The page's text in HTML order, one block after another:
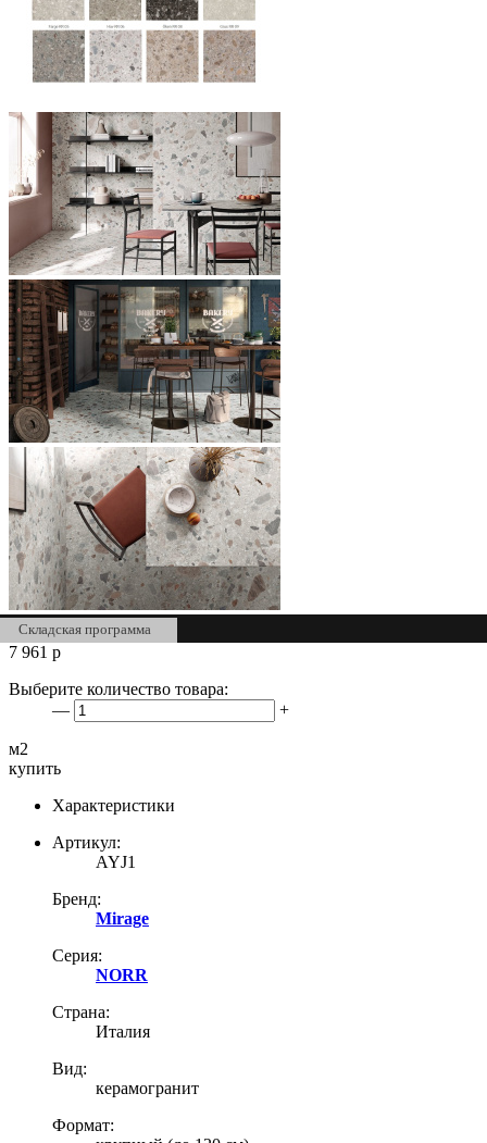
Складская программа
7 961 р
Выберите количество товара:
—
+
м2
купить
Характеристики
Артикул:
AYJ1
Бренд:
Mirage
Серия:
NORR
Страна:
Италия
Вид:
керамогранит
Формат: